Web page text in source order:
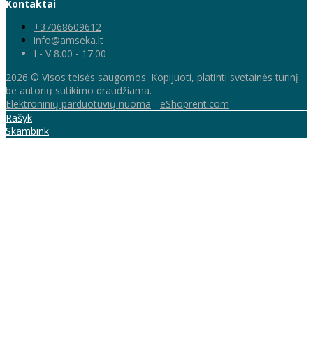
Kontaktai
+37068609612
info@amseka.lt
I - V 8.00 - 17.00
2026 © Visos teisės saugomos. Kopijuoti, platinti svetainės turinį
be autorių sutikimo draudžiama.
Elektroninių parduotuvių nuoma - eShoprent.com
Rašyk
Skambink